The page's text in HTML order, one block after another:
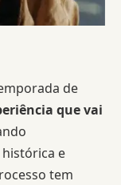
de
que vai
e
tem